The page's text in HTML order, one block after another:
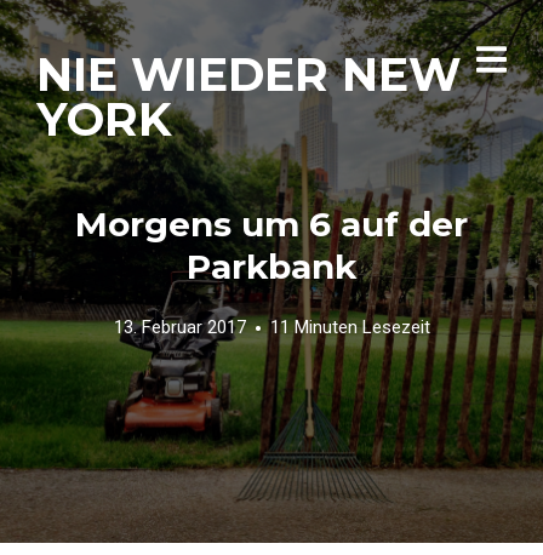
NIE WIEDER NEW
YORK
Morgens um 6 auf der
Parkbank
13. Februar 2017 11 Minuten Lesezeit